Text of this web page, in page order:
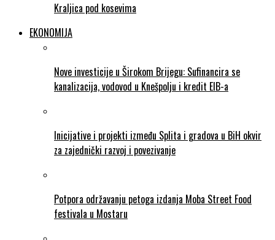
Kraljica pod kosevima
EKONOMIJA
Nove investicije u Širokom Brijegu: Sufinancira se
kanalizacija, vodovod u Knešpolju i kredit EIB-a
Inicijative i projekti između Splita i gradova u BiH okvir
za zajednički razvoj i povezivanje
Potpora održavanju petoga izdanja Moba Street Food
festivala u Mostaru